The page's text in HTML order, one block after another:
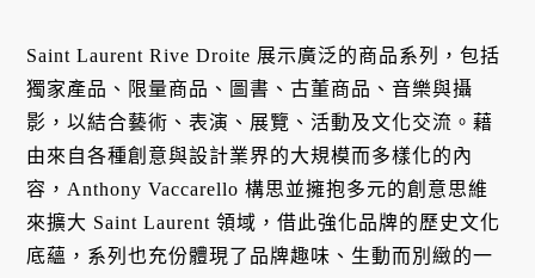
Saint Laurent Rive Droite 展示廣泛的商品系列，包括
獨家產品、限量商品、圖書、古董商品、音樂與攝
影，以結合藝術、表演、展覽、活動及文化交流。藉
由來自各種創意與設計業界的大規模而多樣化的內
容，Anthony Vaccarello 構思並擁抱多元的創意思維
來擴大 Saint Laurent 領域，借此強化品牌的歷史文化
底蘊，系列也充份體現了品牌趣味、生動而別緻的一